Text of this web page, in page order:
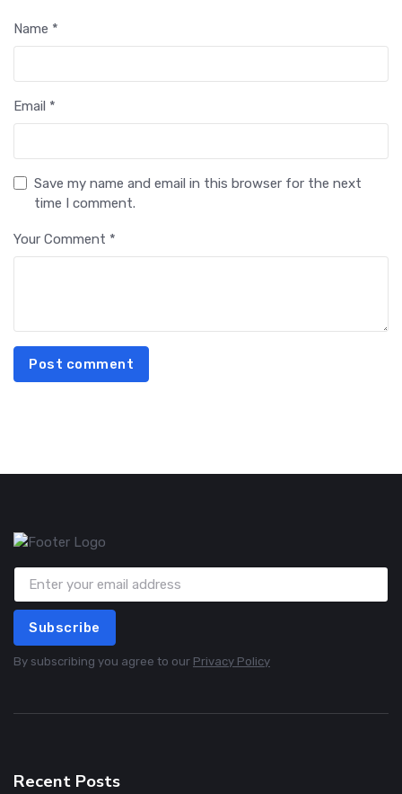
Name *
Email *
Save my name and email in this browser for the next
time I comment.
Your Comment *
Post comment
Subscribe
By subscribing you agree to our Privacy Policy
Recent Posts